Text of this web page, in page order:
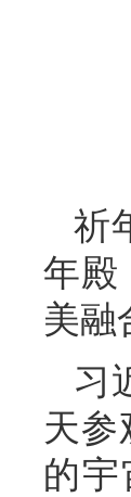
祈
年殿
美融
习
天参
的